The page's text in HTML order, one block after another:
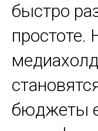
быстро
простоте.
бюджеты